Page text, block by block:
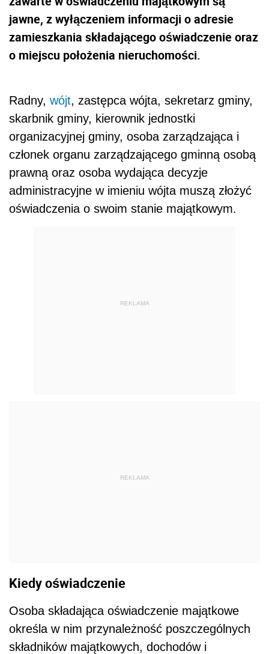
jawne, z wyłączeniem informacji o adresie
zamieszkania składającego oświadczenie oraz
o miejscu położenia nieruchomości.
Radny, wójt, zastępca wójta, sekretarz gminy,
skarbnik gminy, kierownik jednostki
organizacyjnej gminy, osoba zarządzająca i
członek organu zarządzającego gminną osobą
prawną oraz osoba wydająca decyzje
administracyjne w imieniu wójta muszą złożyć
oświadczenia o swoim stanie majątkowym.
REKLAMA
REKLAMA
Kiedy oświadczenie
Osoba składająca oświadczenie majątkowe
określa w nim przynależność poszczególnych
składników majątkowych, dochodów i